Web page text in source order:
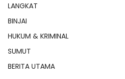
LANGKAT
BINJAI
HUKUM & KRIMINAL
SUMUT
BERITA UTAMA